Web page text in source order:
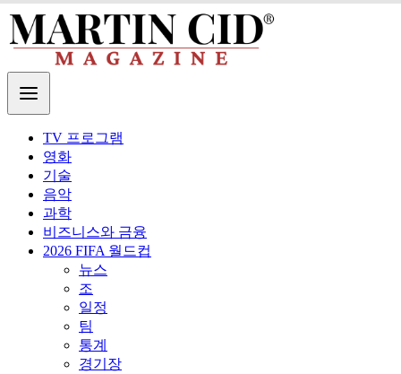
TV 프로그램
영화
기술
음악
과학
비즈니스와 금융
2026 FIFA 월드컵
뉴스
조
일정
팀
통계
경기장